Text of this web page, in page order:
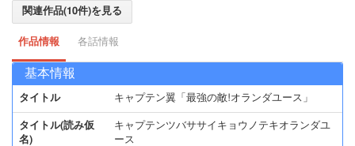
関連作品(10件)を見る
作品情報 各話情報
基本情報
タイトル キャプテン翼「最強の敵!オランダユース」
タイトル(読み仮
名)
キャプテンツバササイキョウノテキオランダユ
ース